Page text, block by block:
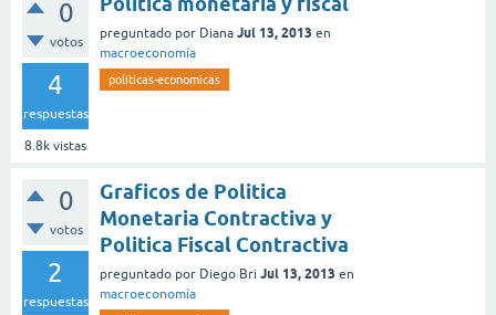
0
votos
4
respuestas
8.8k vistas
preguntado por Diana Jul 13, 2013 en
macroeconomía
politicas-economicas
0
votos
2
respuestas
Graficos de Politica
Monetaria Contractiva y
Politica Fiscal Contractiva
preguntado por Diego Bri Jul 13, 2013 en
macroeconomía